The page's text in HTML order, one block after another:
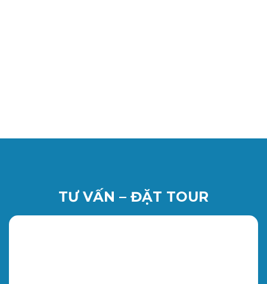
TƯ VẤN – ĐẶT TOUR